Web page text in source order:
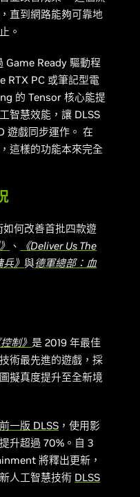
直到網路能夠可靠地
。
Game Ready 驅動程
RTX PC 或筆記型電
的 Tensor 核心能提
智慧效能，讓 DLSS
遊戲同步運作。 在
這樣的功能本來完全
何改善首批四款遊
、
《Deliver Us The
兵》與德軍總部：血
控制》 是 2019 年最佳
術最先進的遊戲，採
擬真度提升至全新境
前一版 DLSS ，使用影
升超過 70%。自 3
將釋出更新，
人工智慧技術 DLSS